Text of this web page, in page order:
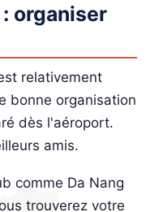
organiser
relativement
bonne organisation
dès l'aéroport.
amis.
comme Da Nang
trouverez votre